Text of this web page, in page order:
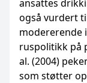
ansattes
også vurdert
moderer­ende
ruspolitikk på
al. (2004)
som støtter